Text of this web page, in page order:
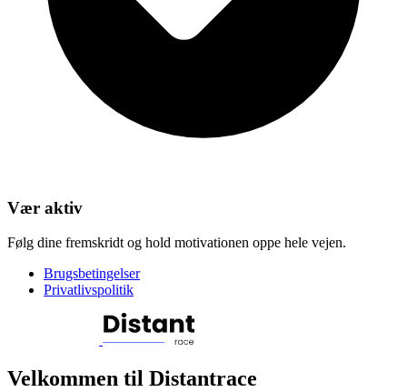
Vær aktiv
Følg dine fremskridt og hold motivationen oppe hele vejen.
Brugsbetingelser
Privatlivspolitik
Velkommen til Distantrace